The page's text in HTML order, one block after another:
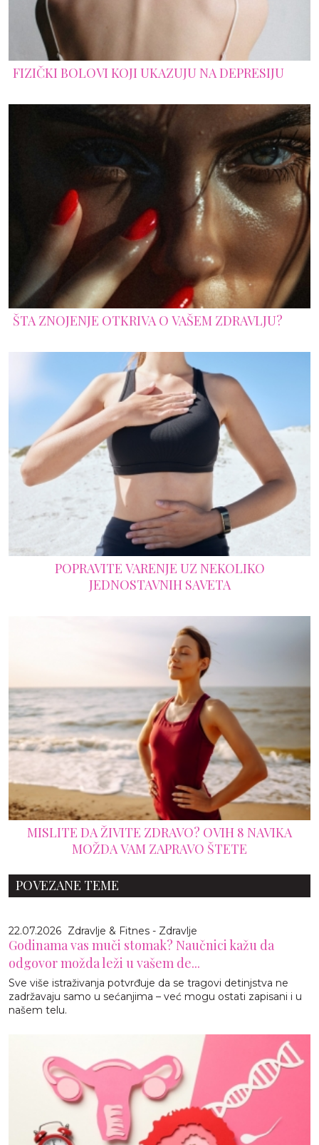
FIZIČKI BOLOVI KOJI UKAZUJU NA DEPRESIJU
ŠTA ZNOJENJE OTKRIVA O VAŠEM ZDRAVLJU?
POPRAVITE VARENJE UZ NEKOLIKO
JEDNOSTAVNIH SAVETA
MISLITE DA ŽIVITE ZDRAVO? OVIH 8 NAVIKA
MOŽDA VAM ZAPRAVO ŠTETE
POVEZANE TEME
22.07.2026 Zdravlje & Fitnes - Zdravlje
Godinama vas muči stomak? Naučnici kažu da
odgovor možda leži u vašem de...
Sve više istraživanja potvrđuje da se tragovi detinjstva ne
zadržavaju samo u sećanjima – već mogu ostati zapisani i u
našem telu.